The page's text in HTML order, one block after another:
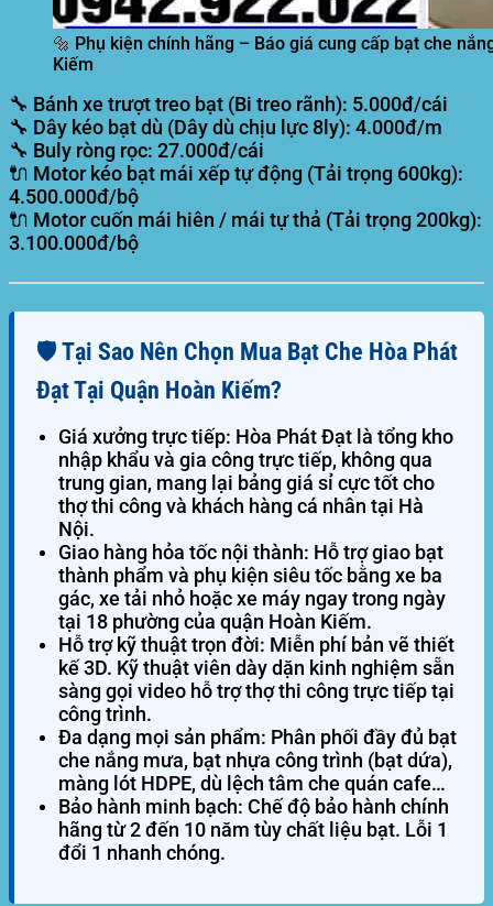
🔩 Phụ kiện chính hãng – Báo giá cung cấp bạt che
Kiếm
🔧 Bánh xe trượt treo bạt (Bi treo rãnh): 5.000đ/cái
🔧 Dây kéo bạt dù (Dây dù chịu lực 8ly): 4.000đ/m
🔧 Buly ròng rọc: 27.000đ/cái
🔌 Motor kéo bạt mái xếp tự động (Tải trọng 600kg):
4.500.000đ/bộ
🔌 Motor cuốn mái hiên / mái tự thả (Tải trọng 200kg):
3.100.000đ/bộ
🛡️ Tại Sao Nên Chọn Mua Bạt Che Hòa Phát
Đạt Tại Quận Hoàn Kiếm?
Giá xưởng trực tiếp: Hòa Phát Đạt là tổng kho
nhập khẩu và gia công trực tiếp, không qua
trung gian, mang lại bảng giá sỉ cực tốt cho
thợ thi công và khách hàng cá nhân tại Hà
Nội.
Giao hàng hỏa tốc nội thành: Hỗ trợ giao bạt
thành phẩm và phụ kiện siêu tốc bằng xe ba
gác, xe tải nhỏ hoặc xe máy ngay trong ngày
tại 18 phường của quận Hoàn Kiếm.
Hỗ trợ kỹ thuật trọn đời: Miễn phí bản vẽ thiết
kế 3D. Kỹ thuật viên dày dặn kinh nghiệm sẵn
sàng gọi video hỗ trợ thợ thi công trực tiếp tại
công trình.
Đa dạng mọi sản phẩm: Phân phối đầy đủ bạt
che nắng mưa, bạt nhựa công trình (bạt dứa),
màng lót HDPE, dù lệch tâm che quán cafe…
Bảo hành minh bạch: Chế độ bảo hành chính
hãng từ 2 đến 10 năm tùy chất liệu bạt. Lỗi 1
đổi 1 nhanh chóng.